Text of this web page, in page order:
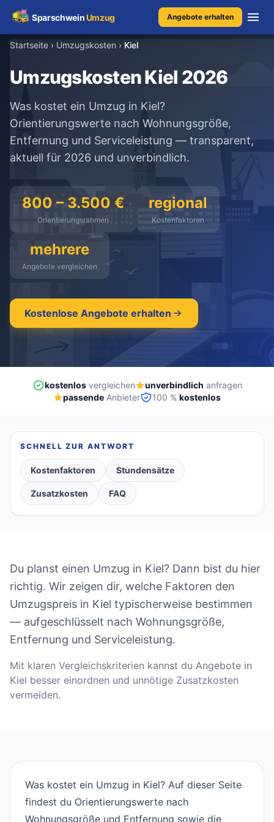
SparschweinUmzug Angebote erhalten
Kostenrechner
Ratgeber
Erfahrungen
Kostenlose Beratung
+49 1579 2639409
Startseite › Umzugskosten › Kiel
Umzugskosten Kiel 2026
Was kostet ein Umzug in Kiel?
Orientierungswerte nach Wohnungsgröße,
Entfernung und Serviceleistung — transparent,
aktuell für 2026 und unverbindlich.
800 – 3.500 €
Orientierungsrahmen
regional
Kostenfaktoren
mehrere
Angebote vergleichen
Kostenlose Angebote erhalten
kostenlosvergleichen unverbindlich anfragen
passende Anbieter 100 % kostenlos
SCHNELL ZUR ANTWORT
Kostenfaktoren Stundensätze
Zusatzkosten FAQ
Du planst einen Umzug in Kiel? Dann bist du hier
richtig. Wir zeigen dir, welche Faktoren den
Umzugspreis in Kiel typischerweise bestimmen
— aufgeschlüsselt nach Wohnungsgröße,
Entfernung und Serviceleistung.
Mit klaren Vergleichskriterien kannst du Angebote in
Kiel besser einordnen und unnötige Zusatzkosten
vermeiden.
Was kostet ein Umzug in Kiel? Auf dieser Seite
findest du Orientierungswerte nach
Wohnungsgröße und Entfernung sowie die